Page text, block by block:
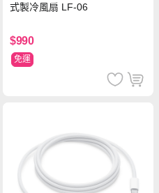
式製冷風扇 LF-06
$990
免運